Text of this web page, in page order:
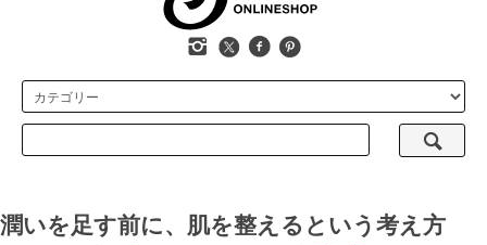
潤いを足す前に、肌を整えるという考え方